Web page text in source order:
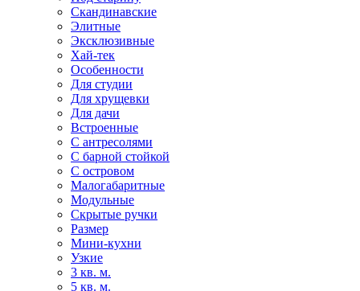
Скандинавские
Элитные
Эксклюзивные
Хай-тек
Особенности
Для студии
Для хрущевки
Для дачи
Встроенные
С антресолями
С барной стойкой
С островом
Малогабаритные
Модульные
Скрытые ручки
Размер
Мини-кухни
Узкие
3 кв. м.
5 кв. м.